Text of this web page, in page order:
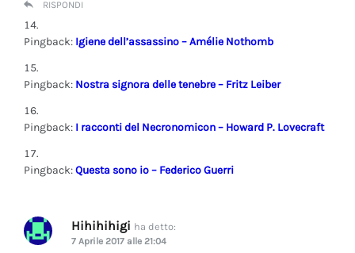
RISPONDI
Pingback: Igiene dell’assassino – Amélie Nothomb
Pingback: Nostra signora delle tenebre – Fritz Leiber
Pingback: I racconti del Necronomicon – Howard P. Lovecraft
Pingback:Questa sono io – Federico Guerri
Hihihihigi ha detto:
7 Aprile 2017 alle 21:04